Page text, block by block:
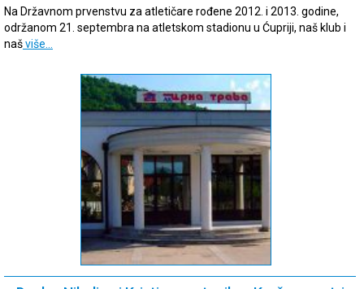
Na Državnom prvenstvu za atletičare rođene 2012. i 2013. godine,
održanom 21. septembra na atletskom stadionu u Ćupriji, naš klub i
našviše…